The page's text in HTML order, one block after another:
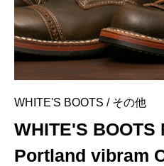
WHITE'S BOOTS / その他
WHITE'S BOOTS
Portland vibram